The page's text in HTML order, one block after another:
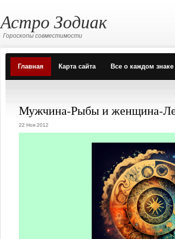
Астро Зодиак
Гороскопы совместимости
Главная Карта сайта Все о каждом знаке
Мужчина-Рыбы и женщина-
22 Ноя 2012